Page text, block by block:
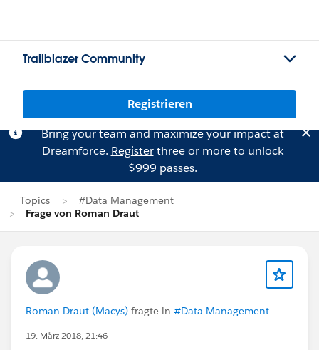
Trailblazer Community
Registrieren
Bring your team and maximize your impact at
Dreamforce. Registerthree or more to unlock
$999 passes.
Topics
#Data Management
Frage von Roman Draut
Roman Draut (Macys) fragte in #Data Management
19. März 2018, 21:46